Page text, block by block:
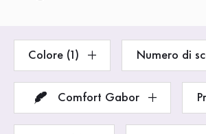
Colore (1) Numero di
Comfort Gabor